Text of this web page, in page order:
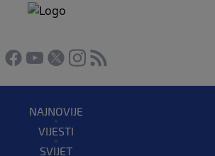
NAJNOVIJE
VIJESTI
SVIJET